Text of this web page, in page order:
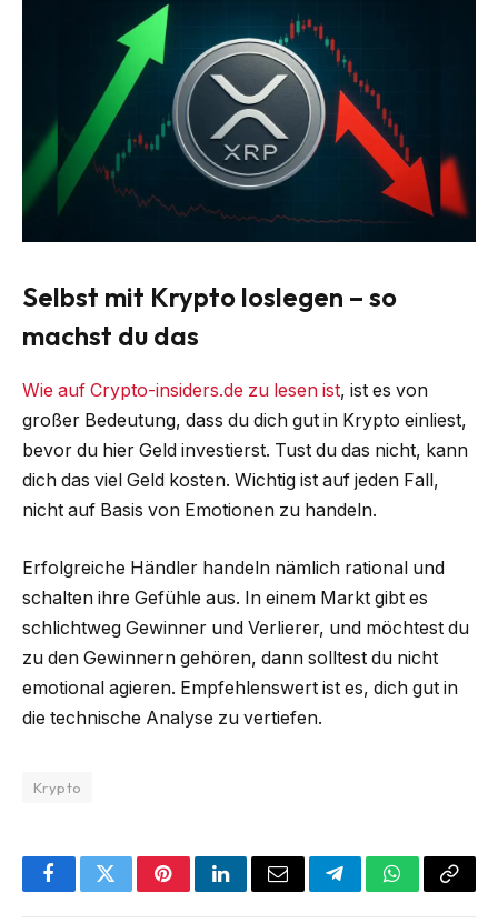
Selbst mit Krypto loslegen – so
machst du das
Wie auf Crypto-insiders.de zu lesen ist, ist es von
großer Bedeutung, dass du dich gut in Krypto einliest,
bevor du hier Geld investierst. Tust du das nicht, kann
dich das viel Geld kosten. Wichtig ist auf jeden Fall,
nicht auf Basis von Emotionen zu handeln.
Erfolgreiche Händler handeln nämlich rational und
schalten ihre Gefühle aus. In einem Markt gibt es
schlichtweg Gewinner und Verlierer, und möchtest du
zu den Gewinnern gehören, dann solltest du nicht
emotional agieren. Empfehlenswert ist es, dich gut in
die technische Analyse zu vertiefen.
Krypto
FacebookTwitterPinterestLinkedInEmail TelegramWhatsApp
Copy